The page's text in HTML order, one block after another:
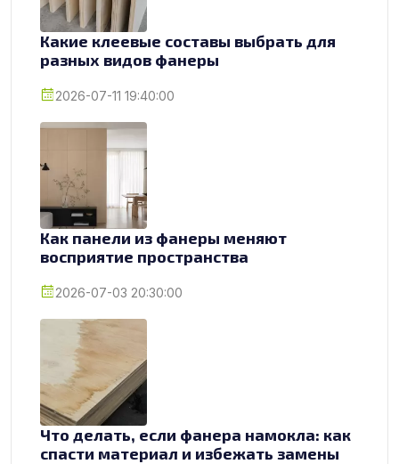
Какие клеевые составы выбрать для
разных видов фанеры
2026-07-11 19:40:00
Как панели из фанеры меняют
восприятие пространства
2026-07-03 20:30:00
Что делать, если фанера намокла: как
спасти материал и избежать замены